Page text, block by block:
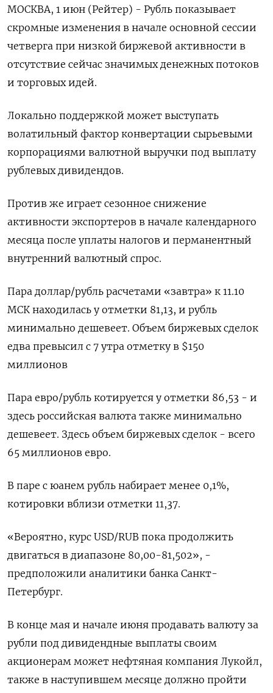
МОСКВА, 1 июн (Рейтер) - Рубль показывает
скромные изменения в начале основной сессии
четверга при низкой биржевой активности в
отсутствие сейчас значимых денежных потоков
и торговых идей.
Локально поддержкой может выступать
волатильный фактор конвертации сырьевыми
корпорациями валютной выручки под выплату
рублевых дивидендов.
Против же играет сезонное снижение
активности экспортеров в начале календарного
месяца после уплаты налогов и перманентный
внутренний валютный спрос.
Пара доллар/рубль расчетами «завтра» к 11.10
МСК находилась у отметки 81,13, и рубль
минимально дешевеет. Объем биржевых сделок
едва превысил с 7 утра отметку в $150
миллионов
Пара евро/рубль котируется у отметки 86,53 - и
здесь российская валюта также минимально
дешевеет. Здесь объем биржевых сделок - всего
65 миллионов евро.
В паре с юанем рубль набирает менее 0,1%,
котировки вблизи отметки 11,37.
«Вероятно, курс USD/RUB пока продолжить
двигаться в диапазоне 80,00-81,502», -
предположили аналитики банка Санкт-
Петербург.
В конце мая и начале июня продавать валюту за
рубли под дивидендные выплаты своим
акционерам может нефтяная компания Лукойл,
также в наступившем месяце должно пройти